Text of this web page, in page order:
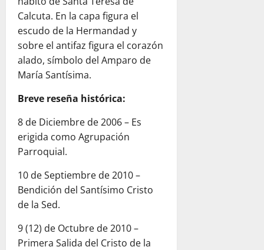
Calcuta. En la capa figura el
escudo de la Hermandad y
sobre el antifaz figura el corazón
alado, símbolo del Amparo de
María Santísima.
Breve reseña histórica:
8 de Diciembre de 2006 – Es
erigida como Agrupación
Parroquial.
10 de Septiembre de 2010 –
Bendición del Santísimo Cristo
de la Sed.
9 (12) de Octubre de 2010 –
Primera Salida del Cristo de la